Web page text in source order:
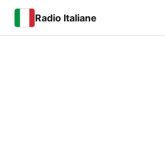
Radio Italiane